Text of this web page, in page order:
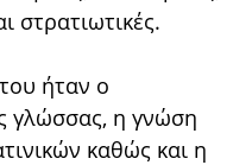
στρατιωτικές.
ήταν ο
γλώσσας, η γνώση
καθώς και η